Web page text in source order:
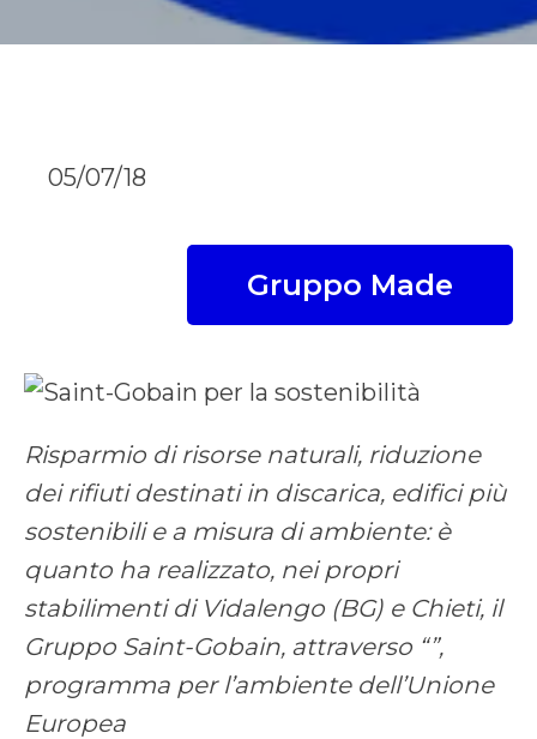
05/07/18
Gruppo Made
Risparmio di risorse naturali, riduzione
dei rifiuti destinati in discarica, edifici più
sostenibili e a misura di ambiente: è
quanto ha realizzato, nei propri
stabilimenti di Vidalengo (BG) e Chieti, il
Gruppo Saint-Gobain, attraverso “”,
programma per l’ambiente dell’Unione
Europea